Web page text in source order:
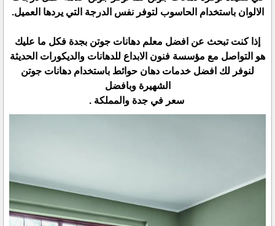
الالوان باستخدام الحاسوب لتوفر نفس الدرجة التي يردها العميل.
إذا كنت تبحث عن افضل معلم دهانات جوتن بجدة فكل ما عليك
هو التواصل مع مؤسسة فنون الابداع للدهانات والديكورات الحديثة
لنوفر لك افضل خدمات دهان حوائط باستخدام دهانات جوتن
الشهيرة وبافضل
سعر في جدة والمملكة .